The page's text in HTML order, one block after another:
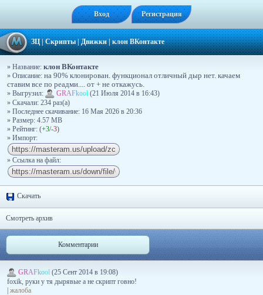
Вход Регистрация
ЗЦ|Скрипты|Движки|клон ВКонтакте
» Название: клон ВКонтакте
» Описание: на 90% клонирован. функционал отличный дыр нет. качаем
ставим все по реадми.... от + не откажусь.
» Выгрузил:
GRAFkool (21 Июля 2014 в 16:43)
» Скачали: 234 раз(a)
» Последнее скачивание: 16 Мая 2026 в 20:36
» Размер: 4.57 MB
» Рейтинг: (+3/-3)
» Импорт:
» Ссылка на файл:
Скачать
Смотреть архив
Комментарии
GRAFkool (25 Сент 2014 в 19:08)
foxik, руки у тя дырявые а не скрипт говно!
| жалоба